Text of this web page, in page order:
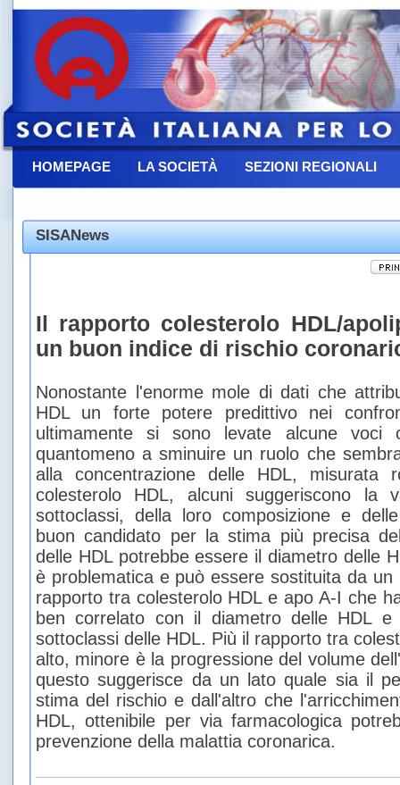
HOMEPAGE LA SOCIETÀ SEZIONI REGIONALI
SISANews
Il rapporto colesterolo HDL/
un buon indice di rischio
Nonostante l'enorme mole di dati che
HDL un forte potere predittivo nei
ultimamente si sono levate alcune voci
quantomeno a sminuire un ruolo che
alla concentrazione delle HDL, misurata
colesterolo HDL, alcuni suggeriscono la
sottoclassi, della loro composizione e
buon candidato per la stima più precisa
delle HDL potrebbe essere il diametro delle
è problematica e può essere sostituita da un
rapporto tra colesterolo HDL e apo A-I che
ben correlato con il diametro delle HDL e
sottoclassi delle HDL. Più il rapporto tra
alto, minore è la progressione del volume
questo suggerisce da un lato quale sia il
stima del rischio e dall'altro che
HDL, ottenibile per via farmacologica
prevenzione della malattia coronarica.